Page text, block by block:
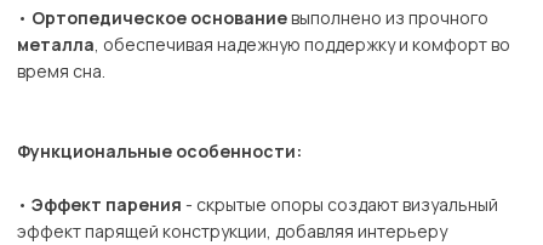
• Ортопедическое основаниевыполнено из прочного
металла, обеспечивая надежную поддержку и комфорт во
время сна.
Функциональные особенности:
• Эффект парения - скрытые опоры создают визуальный
эффект парящей конструкции, добавляя интерьеру